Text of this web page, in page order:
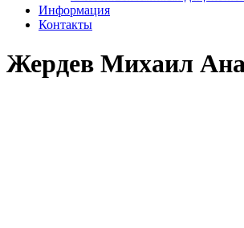
Информация
Контакты
Жердев Михаил